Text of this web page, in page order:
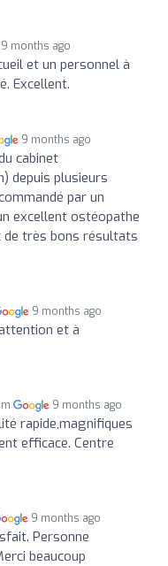
9 months ago
et un personnel à
Excellent.
9 months ago
cabinet
depuis plusieurs
par un
excellent ostéopathe
de très bons résultats
9 months ago
et à
9 months ago
rapide,magnifiques
efficace. Centre
9 months ago
Personne
beaucoup